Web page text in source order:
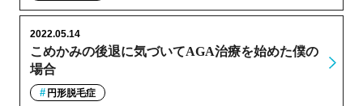
こめかみの後退に気づいてAGA治療を始めた僕の
場合
2022.05.14
円形脱毛症